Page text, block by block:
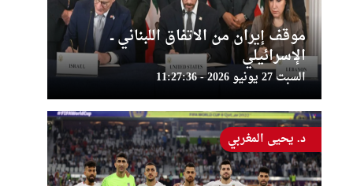
موقف إيران من الاتفاق اللبناني ــ
الإسرائيلي
السبت 27 يونيو 2026 - 11:27:36
د. يحيى المغربي